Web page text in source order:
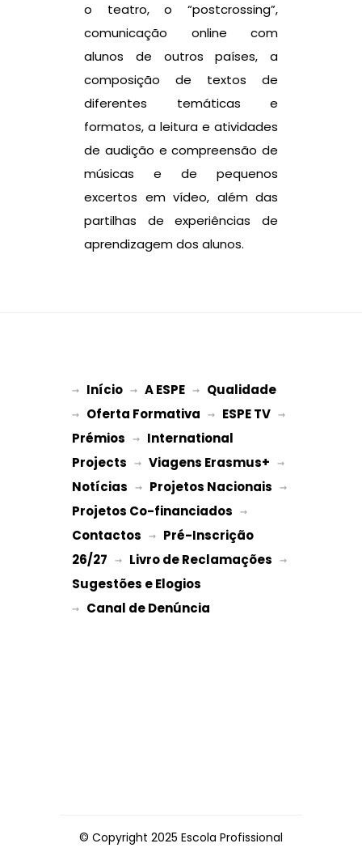
o teatro, o “postcrossing”,
comunicação online com
alunos de outros países, a
composição de textos de
diferentes temáticas e
formatos, a leitura e atividades
de audição e compreensão de
músicas e de pequenos
excertos em vídeo, além das
partilhas de experiências de
aprendizagem dos alunos.
→ Início → A ESPE → Qualidade
→ Oferta Formativa → ESPE TV
Prémios → International
Projects → Viagens Erasmus+
Notícias → Projetos Nacionais
Projetos Co-financiados
Contactos → Pré-Inscrição
26/27 → Livro de Reclamações
Sugestões e Elogios
→
© Copyright 2025 Escola Profissional